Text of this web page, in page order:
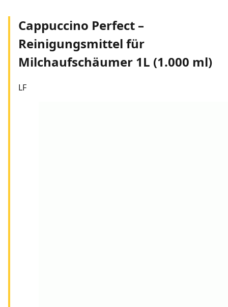
Cappuccino Perfect –
Reinigungsmittel für
Milchaufschäumer 1L (1.000 ml)
LF